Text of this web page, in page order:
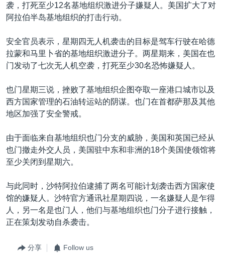
台海两岸关系
关注西藏
关注新疆
其他语言网站
袭，打死至少12名基地组织激进分子嫌疑人。美国扩大了对
阿拉伯半岛基地组织的打击行动。
安全官员表示，星期四无人机袭击的目标是驾车行驶在哈德
拉蒙和马里卜省的基地组织激进分子。两星期来，美国在也
门发动了七次无人机空袭，打死至少30名恐怖嫌疑人。
也门星期三说，挫败了基地组织企图夺取一座港口城市以及
西方国家管理的石油转运站的阴谋。也门在首都萨那及其他
地区加强了安全警戒。
由于面临来自基地组织也门分支的威胁，美国和英国已经从
也门撤走外交人员，美国驻中东和非洲的18个美国使领馆将
至少关闭到星期六。
与此同时，沙特阿拉伯逮捕了两名可能计划袭击西方国家使
馆的嫌疑人。沙特官方通讯社星期四说，一名嫌疑人是乍得
人，另一名是也门人，他们与基地组织也门分子进行接触，
正在策划发动自杀袭击。
分享 Follow us